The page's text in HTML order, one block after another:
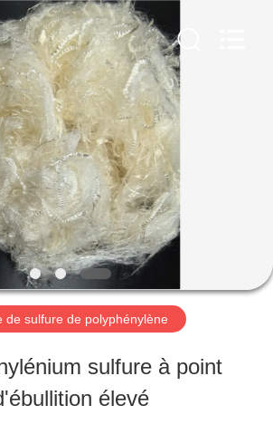
de sulfure de polyphénylène
sulfure à point
élevé